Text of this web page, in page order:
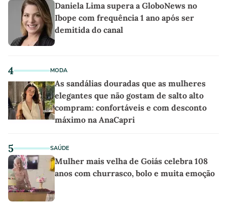
Daniela Lima supera a GloboNews no
Ibope com frequência 1 ano após ser
demitida do canal
4 MODA
As sandálias douradas que as mulheres
elegantes que não gostam de salto alto
compram: confortáveis e com desconto
máximo na AnaCapri
5 SAÚDE
Mulher mais velha de Goiás celebra 108
anos com churrasco, bolo e muita emoção